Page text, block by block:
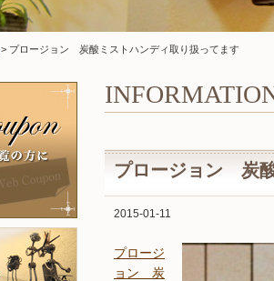
> プロージョン 炭酸ミストハンディ取り扱ってます
プロージョン 炭
2015-01-11
プロージ
ョン 炭